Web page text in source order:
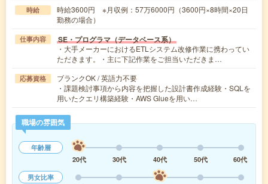
時給
時給3600円 ※月収例：57万6000円（3600円×8時間×20日
勤務の場合）
仕事内容 SE・プログラマ（データベース系）
・大手メーカーにおけるETLシステム改修作業に携わってい
ただきます。・主に下記作業をご担当いただきま…
応募資格
ブランクOK / 英語力不要
・課題検討事項から内容を把握した設計書作成経験・SQLを
用いたクエリ構築経験・AWS Glueを用い…
職場の雰囲気
年齢層
20代
30代 40代 50代
60代
男女比率